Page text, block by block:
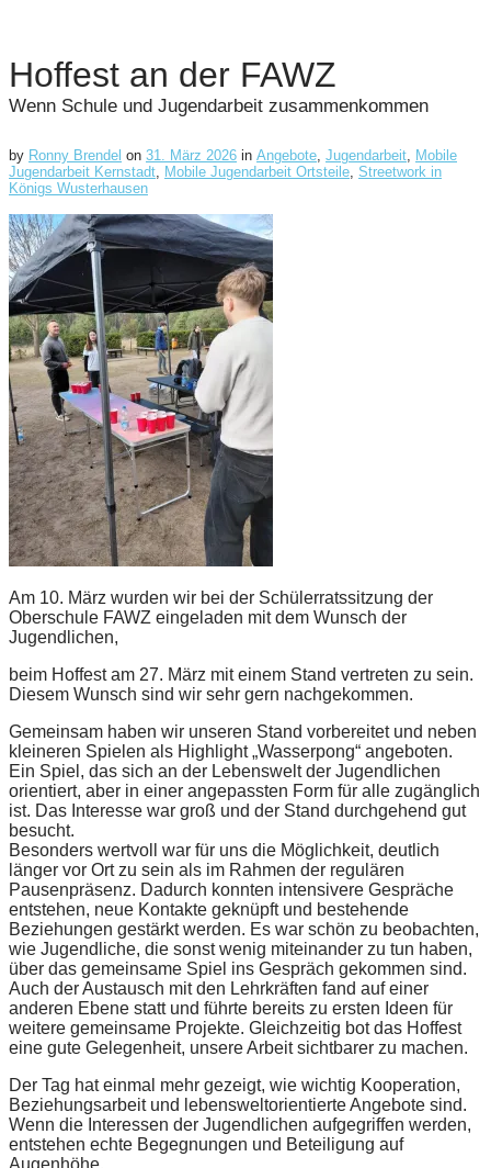
Hoffest an der FAWZ
Wenn Schule und Jugendarbeit zusammenkommen
by Ronny Brendel on 31. März 2026 in Angebote Jugendarbeit Mobile
Jugendarbeit Kernstadt Mobile Jugendarbeit Ortsteile Streetwork in
Königs Wusterhausen
Am 10. März wurden wir bei der Schülerratssitzung der
Oberschule FAWZ eingeladen mit dem Wunsch der
Jugendlichen,
beim Hoffest am 27. März mit einem Stand vertreten zu sein.
Diesem Wunsch sind wir sehr gern nachgekommen.
Gemeinsam haben wir unseren Stand vorbereitet und neben
kleineren Spielen als Highlight „Wasserpong“ angeboten.
Ein Spiel, das sich an der Lebenswelt der Jugendlichen
orientiert, aber in einer angepassten Form für alle zugänglich
ist. Das Interesse war groß und der Stand durchgehend gut
besucht.
Besonders wertvoll war für uns die Möglichkeit, deutlich
länger vor Ort zu sein als im Rahmen der regulären
Pausenpräsenz. Dadurch konnten intensivere Gespräche
entstehen, neue Kontakte geknüpft und bestehende
Beziehungen gestärkt werden. Es war schön zu beobachten,
wie Jugendliche, die sonst wenig miteinander zu tun haben,
über das gemeinsame Spiel ins Gespräch gekommen sind.
Auch der Austausch mit den Lehrkräften fand auf einer
anderen Ebene statt und führte bereits zu ersten Ideen für
weitere gemeinsame Projekte. Gleichzeitig bot das Hoffest
eine gute Gelegenheit, unsere Arbeit sichtbarer zu machen.
Der Tag hat einmal mehr gezeigt, wie wichtig Kooperation,
Beziehungsarbeit und lebensweltorientierte Angebote sind.
Wenn die Interessen der Jugendlichen aufgegriffen werden,
entstehen echte Begegnungen und Beteiligung auf
Augenhöhe.